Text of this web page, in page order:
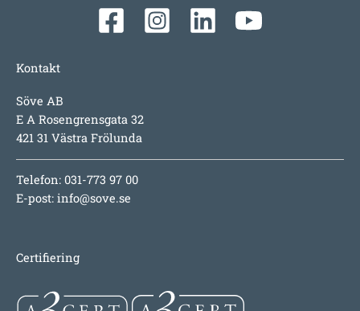
Kontakt
Söve AB
E A Rosengrensgata 32
421 31 Västra Frölunda
Telefon: 031-773 97 00
E-post: info@sove.se
Certifiering